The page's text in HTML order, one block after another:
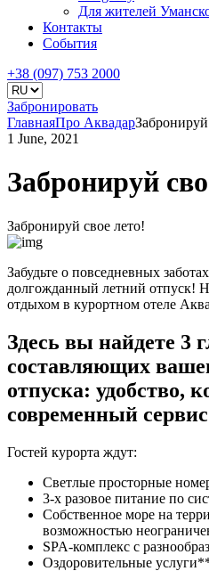
Для жителей
Контакты
События
+38 (097) 753 2000
Забронировать
ГлавнаяПро Аквадар
1 June, 2021
Забронируй
Забронируй свое лето!
Забудьте о повседневных
долгожданный летний отпуск!
отдыхом в курортном отеле
Здесь вы найдете 3
составляющих
отпуска: удобство,
современный
Гостей курорта ждут:
Светлые просторные
3-х разовое питание по
Собственное море на
возможностью
SPA-комплекс с
Оздоровительные